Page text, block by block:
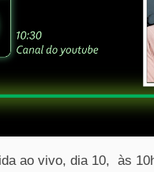
ao vivo, dia 10, às